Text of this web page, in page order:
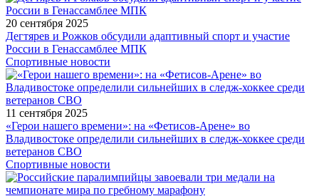
20 сентября 2025
Дегтярев и Рожков обсудили адаптивный спорт и участие
России в Генассамблее МПК
Спортивные новости
11 сентября 2025
«Герои нашего времени»: на «Фетисов-Арене» во
Владивостоке определили сильнейших в следж-хоккее среди
ветеранов СВО
Спортивные новости